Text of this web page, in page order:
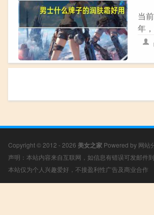
当
年
Copyright © 2012 - 2026 美女之家 Powered by 网站
声明：本站内容来自互联网，如信息有错误可发邮件
本站仅为个人兴趣爱好，不接盈利性广告及商业合作